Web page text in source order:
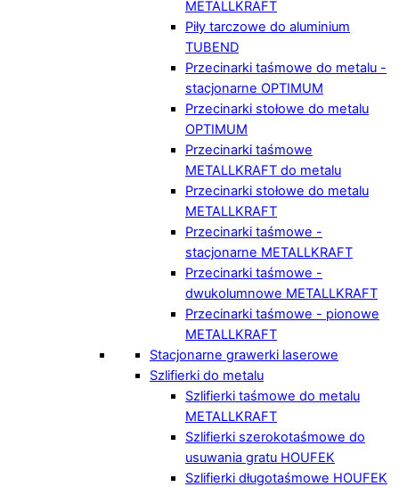
METALLKRAFT
Piły tarczowe do aluminium
TUBEND
Przecinarki taśmowe do metalu -
stacjonarne OPTIMUM
Przecinarki stołowe do metalu
OPTIMUM
Przecinarki taśmowe
METALLKRAFT do metalu
Przecinarki stołowe do metalu
METALLKRAFT
Przecinarki taśmowe -
stacjonarne METALLKRAFT
Przecinarki taśmowe -
dwukolumnowe METALLKRAFT
Przecinarki taśmowe - pionowe
METALLKRAFT
Stacjonarne grawerki laserowe
Szlifierki do metalu
Szlifierki taśmowe do metalu
METALLKRAFT
Szlifierki szerokotaśmowe do
usuwania gratu HOUFEK
Szlifierki długotaśmowe HOUFEK